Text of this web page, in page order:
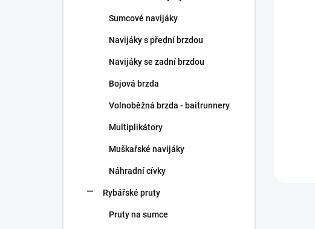
Sumcové navijáky
Navijáky s přední brzdou
Navijáky se zadní brzdou
Bojová brzda
Volnoběžná brzda - baitrunnery
Multiplikátory
Muškařské navijáky
Náhradní cívky
Rybářské pruty
Pruty na sumce